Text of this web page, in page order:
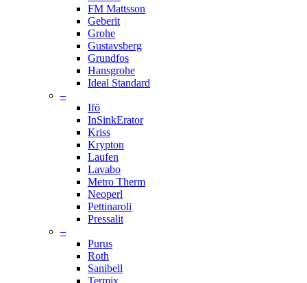
FM Mattsson
Geberit
Grohe
Gustavsberg
Grundfos
Hansgrohe
Ideal Standard
–
Ifö
InSinkErator
Kriss
Krypton
Laufen
Lavabo
Metro Therm
Neoperl
Pettinaroli
Pressalit
–
Purus
Roth
Sanibell
Termix